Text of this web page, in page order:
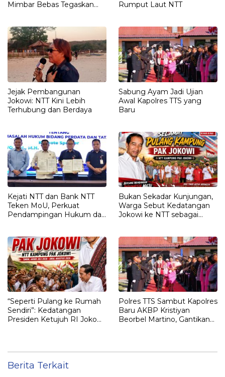
Mimbar Bebas Tegaskan
Kepada JOKO WIDODO
Rumput Laut NTT
Jejak Pembangunan
Jokowi: NTT Kini Lebih
Terhubung dan Berdaya
Sabung Ayam Jadi Ujian
Awal Kapolres TTS yang
Baru
Kejati NTT dan Bank NTT
Teken MoU, Perkuat
Pendampingan Hukum dan
Bukan Sekadar Kunjungan,
Warga Sebut Kedatangan
Jokowi ke NTT sebagai
“Seperti Pulang ke Rumah
Sendiri”: Kedatangan
Presiden Ketujuh RI Joko
Polres TTS Sambut Kapolres
Baru AKBP Kristiyan
Beorbel Martino, Gantikan
Berita Terkait